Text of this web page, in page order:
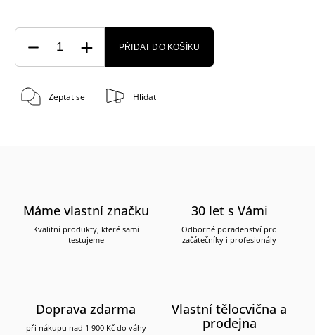
PŘIDAT DO KOŠÍKU
Zeptat se Hlídat
Máme vlastní značku
Kvalitní produkty, které sami
testujeme
30 let s Vámi
Odborné poradenství pro
začátečníky i profesionály
Doprava zdarma
při nákupu nad 1 900 Kč do váhy
Vlastní tělocvična a
prodejna